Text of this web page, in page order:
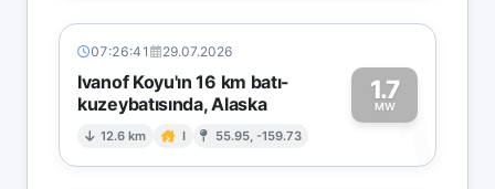
07:26:41 29.07.2026
Ivanof Koyu'ın 16 km batı-
kuzeybatısında, Alaska
12.6 km I 55.95, -159.73
1.7
MW1